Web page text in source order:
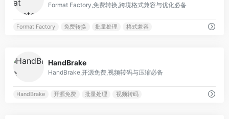
Format Factory,免费转换,跨境格式兼容与优化必备
Format Factory 免费转换 批量处理 格式兼容
HandBrake
HandBrake,开源免费,视频转码与压缩必备
HandBrake 开源免费 批量处理 视频转码